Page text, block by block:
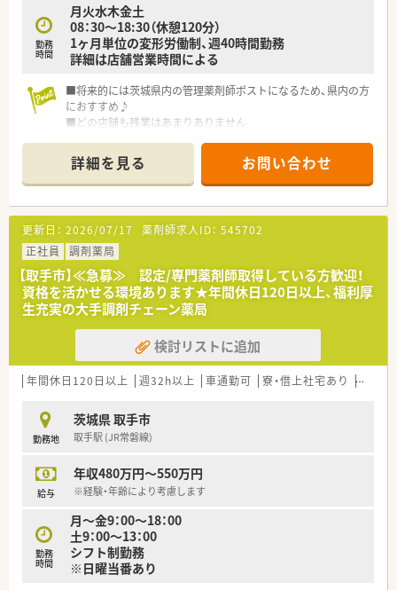
勤務
時間
月火水木金土
08：30～18:30（休憩120分）
1ヶ月単位の変形労働制、週40時間勤務
詳細は店舗営業時間による
■将来的には茨城県内の管理薬剤師ポストになるため、県内の方
におすすめ♪
■どの店舗も残業はあまりありません
詳細を見る お問い合わせ
更新日： 2026/07/17 薬剤師求人ID： 545702
正社員
調剤薬局
【取手市】≪急募≫ 認定/専門薬剤師取得している方歓迎！
資格を活かせる環境あります★年間休日120日以上、福利厚
生充実の大手調剤チェーン薬局
検討リストに追加
年間休日120日以上 週32h以上 車通勤可 寮・借上社宅あり 住宅
勤務地
茨城県 取手市
取手駅 (JR常磐線)
給与
年収480万円～550万円
※経験・年齢により考慮します
勤務
時間
月～金9：00～18：00
土9：00～13：00
シフト制勤務
※日曜当番あり